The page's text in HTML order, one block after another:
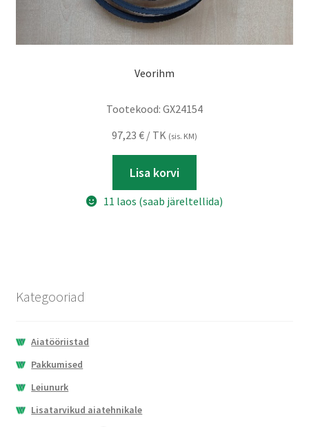
Veorihm
Tootekood: GX24154
97,23 € / TK (sis. KM)
Lisa korvi
11 laos (saab järeltellida)
Kategooriad
Aiatööriistad
Pakkumised
Leiunurk
Lisatarvikud aiatehnikale